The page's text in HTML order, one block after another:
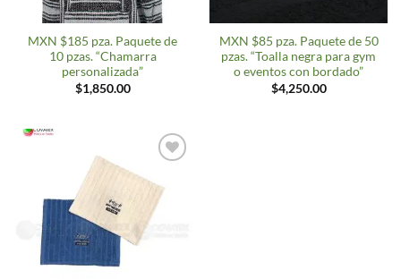
MXN $185 pza. Paquete de
10 pzas. “Chamarra
personalizada”
$1,850.00
MXN $85 pza. Paquete de 50
pzas. “Toalla negra para gym
o eventos con bordado”
$4,250.00
a
deseos